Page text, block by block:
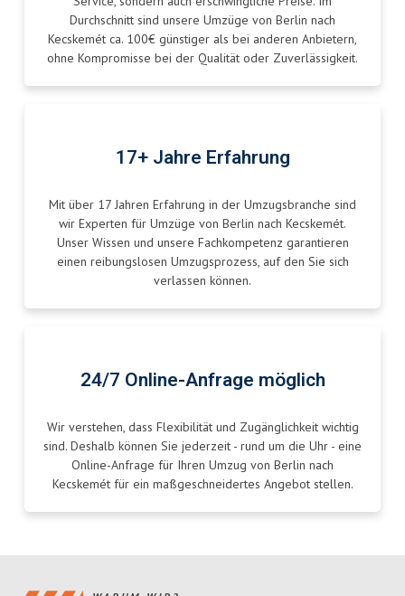
Durchschnitt sind unsere Umzüge von Berlin nach
Kecskemét ca. 100€ günstiger als bei anderen Anbietern,
ohne Kompromisse bei der Qualität oder Zuverlässigkeit.
17+ Jahre Erfahrung
Mit über 17 Jahren Erfahrung in der Umzugsbranche sind
wir Experten für Umzüge von Berlin nach Kecskemét.
Unser Wissen und unsere Fachkompetenz garantieren
einen reibungslosen Umzugsprozess, auf den Sie sich
verlassen können.
24/7 Online-Anfrage möglich
Wir verstehen, dass Flexibilität und Zugänglichkeit wichtig
sind. Deshalb können Sie jederzeit - rund um die Uhr - eine
Online-Anfrage für Ihren Umzug von Berlin nach
Kecskemét für ein maßgeschneidertes Angebot stellen.